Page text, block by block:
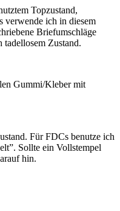
Topzustand,
verwende ich in diesem
Briefumschläge
tadellosem Zustand.
Gummi/Kleber mit
Für FDCs benutze ich
Sollte ein Vollstempel
hin.